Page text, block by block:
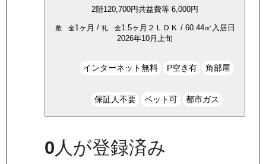
2階120,700円共益費等 6,000円
敷 金1ヶ月 / 礼 金1.5ヶ月 ２ＬＤＫ / 60.44㎡ 入居日
2026年10月上旬
インターネット無料 P空き有 角部屋
保証人不要 ペット可 都市ガス
0人が登録済み